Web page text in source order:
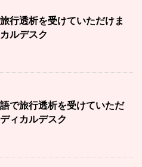
行透析を受けていただけま
ルデスク
で旅行透析を受けていただ
ィカルデスク